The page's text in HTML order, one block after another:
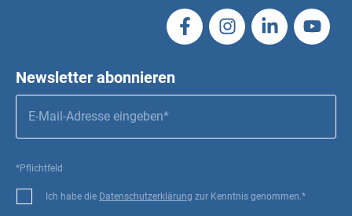
Newsletter abonnieren
*Pflichtfeld
Ich habe die Datenschutzerklärung zur Kenntnis genommen.*